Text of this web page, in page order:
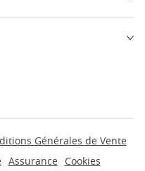
Générales de Vente
Assurance Cookies